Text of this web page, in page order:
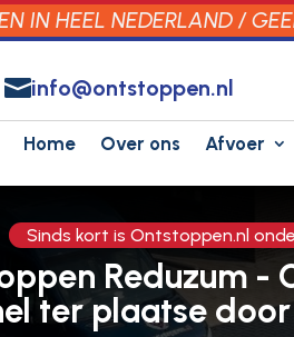
IN HEEL NEDERLAND /
info@ontstoppen.nl
Home Over ons Afvoer
Sinds kort is Ontstoppen.nl
Reduzum -
ter plaatse